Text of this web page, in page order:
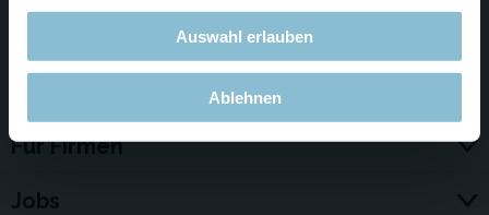
Auswahl erlauben
Ablehnen
Für Firmen
Jobs